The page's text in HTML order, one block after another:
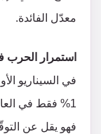
معدّل الفائدة.
استمرار الحرب
في السيناريو